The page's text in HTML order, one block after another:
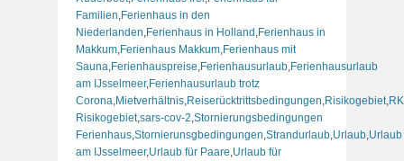
Familien Ferienhaus in den
Niederlanden Ferienhaus in Holland Ferienhaus in
Makkum Ferienhaus Makkum Ferienhaus mit
Sauna Ferienhauspreise Ferienhausurlaub Ferienhausurlaub
am IJsselmeer, Ferienhausurlaub trotz
Corona Mietverhältnis Reiserücktrittsbedingungen Risikogebiet
Risikogebiet,sars-cov-2 Stornierungsbedingungen
Ferienhaus Stornierunsgbedingungen Strandurlaub Urlaub Urlaub
am IJsselmeer, Urlaub für Paare Urlaub für